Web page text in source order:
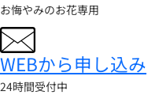
お悔やみのお花専用
WEBから申し込み
24時間受付中